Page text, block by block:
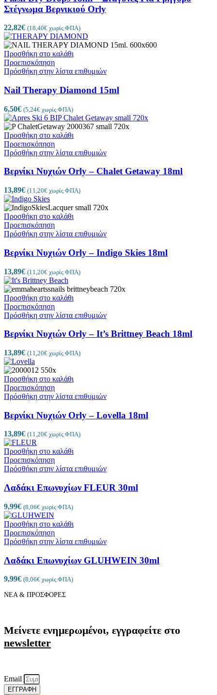
Στέγνωμα Βερνικιού Orly
22,82€ (18,40€ χωρίς ΦΠΑ)
Προσθήκη στο καλάθι
Προεπισκόπηση
Πρόσθήκη στην λίστα επιθυμιών
Nail Therapy Diamond 15ml
6,50€ (5,24€ χωρίς ΦΠΑ)
Προσθήκη στο καλάθι
Προεπισκόπηση
Πρόσθήκη στην λίστα επιθυμιών
Βερνίκι Νυχιών Orly – Chalet Getaway 18ml
13,89€ (11,20€ χωρίς ΦΠΑ)
Προσθήκη στο καλάθι
Προεπισκόπηση
Πρόσθήκη στην λίστα επιθυμιών
Βερνίκι Νυχιών Orly – Indigo Skies 18ml
13,89€ (11,20€ χωρίς ΦΠΑ)
Προσθήκη στο καλάθι
Προεπισκόπηση
Πρόσθήκη στην λίστα επιθυμιών
Βερνίκι Νυχιών Orly – It’s Brittney Beach 18ml
13,89€ (11,20€ χωρίς ΦΠΑ)
Προσθήκη στο καλάθι
Προεπισκόπηση
Πρόσθήκη στην λίστα επιθυμιών
Βερνίκι Νυχιών Orly – Lovella 18ml
13,89€ (11,20€ χωρίς ΦΠΑ)
Προσθήκη στο καλάθι
Προεπισκόπηση
Πρόσθήκη στην λίστα επιθυμιών
Λαδάκι Επωνυχίων FLEUR 30ml
9,99€ (8,06€ χωρίς ΦΠΑ)
Προσθήκη στο καλάθι
Προεπισκόπηση
Πρόσθήκη στην λίστα επιθυμιών
Λαδάκι Επωνυχίων GLUHWEIN 30ml
9,99€ (8,06€ χωρίς ΦΠΑ)
ΝΕΑ & ΠΡΟΣΦΟΡΕΣ
Μείνετε ενημερωμένοι, εγγραφείτε στο
newsletter
Email
ΕΓΓΡΑΦΗ